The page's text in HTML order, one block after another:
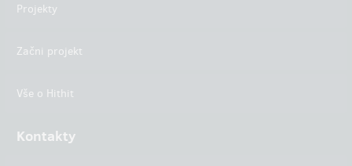
Projekty
Začni projekt
Vše o Hithit
Kontakty